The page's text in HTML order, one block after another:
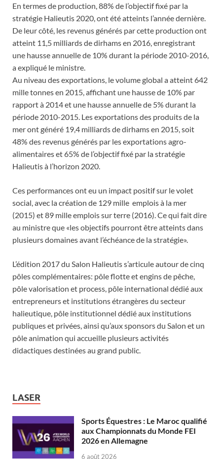
En termes de production, 88% de l’objectif fixé par la
stratégie Halieutis 2020, ont été atteints l’année dernière.
De leur côté, les revenus générés par cette production ont
atteint 11,5 milliards de dirhams en 2016, enregistrant
une hausse annuelle de 10% durant la période 2010-2016,
a expliqué le ministre.
Au niveau des exportations, le volume global a atteint 642
mille tonnes en 2015, affichant une hausse de 10% par
rapport à 2014 et une hausse annuelle de 5% durant la
période 2010-2015. Les exportations des produits de la
mer ont généré 19,4 milliards de dirhams en 2015, soit
48% des revenus générés par les exportations agro-
alimentaires et 65% de l’objectif fixé par la stratégie
Halieutis à l’horizon 2020.
Ces performances ont eu un impact positif sur le volet
social, avec la création de 129 mille emplois à la mer
(2015) et 89 mille emplois sur terre (2016). Ce qui fait dire
au ministre que «les objectifs pourront être atteints dans
plusieurs domaines avant l’échéance de la stratégie».
L’édition 2017 du Salon Halieutis s’articule autour de cinq
pôles complémentaires: pôle flotte et engins de pêche,
pôle valorisation et process, pôle international dédié aux
entrepreneurs et institutions étrangères du secteur
halieutique, pôle institutionnel dédié aux institutions
publiques et privées, ainsi qu’aux sponsors du Salon et un
pôle animation qui accueille plusieurs activités
didactiques destinées au grand public.
LASER
Sports Équestres : Le Maroc qualifié
aux Championnats du Monde FEI
2026 en Allemagne
6 août 2026